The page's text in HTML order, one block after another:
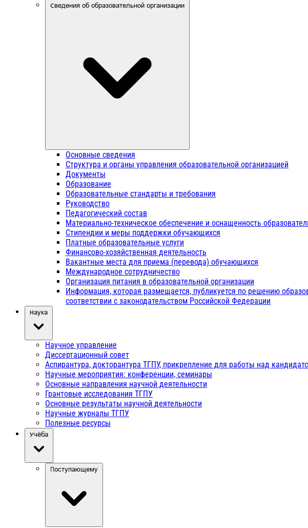
Сведения об образовательной организации
Основные сведения
Структура и органы управления образовательной организацией
Документы
Образование
Образовательные стандарты и требования
Руководство
Педагогический состав
Материально-техническое обеспечение и оснащенность
Стипендии и меры поддержки обучающихся
Платные образовательные услуги
Финансово-хозяйственная деятельность
Вакантные места для приема (перевода) обучающихся
Международное сотрудничество
Организация питания в образовательной организации
Информация, которая размещается, публикуется по решению
соответствии с законодательством Российской Федерации
Наука
Научное управление
Диссертационный совет
Аспирантура, докторантура ТГПУ, прикрепление для работы над
Научные мероприятия: конференции, семинары
Основные направления научной деятельности
Грантовые исследования ТГПУ
Основные результаты научной деятельности
Научные журналы ТГПУ
Полезные ресурсы
Учёба
Поступающему